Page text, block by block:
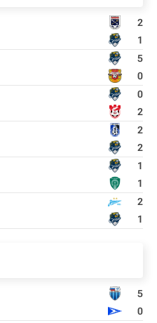
2
1
5
0
0
2
2
2
1
1
2
1
5
0